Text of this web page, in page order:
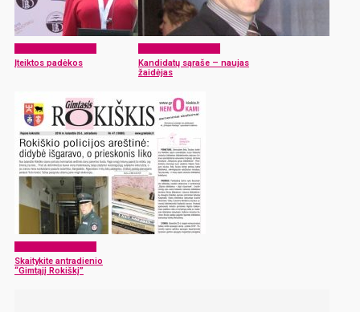
Įteiktos padėkos
Kandidatų sąraše – naujas
žaidėjas
Skaitykite antradienio
“Gimtąjį Rokiškį”